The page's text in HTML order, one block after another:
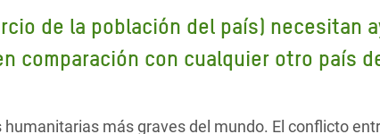
de la población del país) necesitan
comparación con cualquier otro país
más graves del mundo. El conflicto